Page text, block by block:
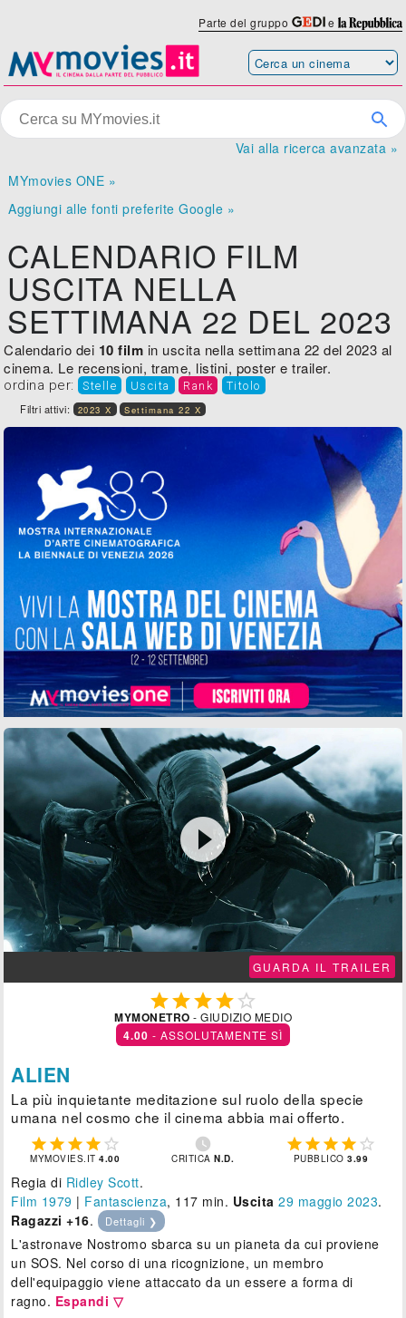
Parte del gruppo e
Vai alla ricerca avanzata »
MYmovies ONE »
Aggiungi alle fonti preferite Google »
CALENDARIO FILM
USCITA NELLA
SETTIMANA 22 DEL 2023
Calendario dei 10 film in uscita nella settimana 22 del 2023 al
cinema. Le recensioni, trame, listini, poster e trailer.
ordina per: Stelle Uscita Rank Titolo
Filtri attivi: 2023 X Settimana 22 X

GUARDA IL TRAILER
 
MYMONETRO - GIUDIZIO MEDIO
4.00 - ASSOLUTAMENTE SÌ
ALIEN
La più inquietante meditazione sul ruolo della specie
umana nel cosmo che il cinema abbia mai offerto.
    
MYMOVIES.IT4.00

CRITICAN.D.
    
PUBBLICO3.99
Regia di Ridley Scott.
Film 1979 | Fantascienza, 117 min. Uscita 29 maggio 2023.
Ragazzi +16. Dettagli ❯
L'astronave Nostromo sbarca su un pianeta da cui proviene
un SOS. Nel corso di una ricognizione, un membro
dell'equipaggio viene attaccato da un essere a forma di
ragno. Espandi ▽